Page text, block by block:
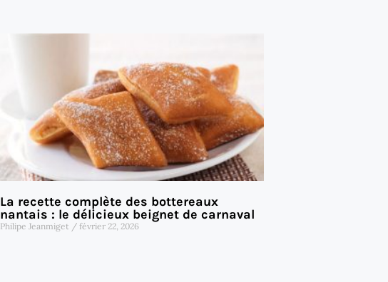
La recette complète des bottereaux
nantais : le délicieux beignet de carnaval
Philipe Jeanmiget février 22, 2026